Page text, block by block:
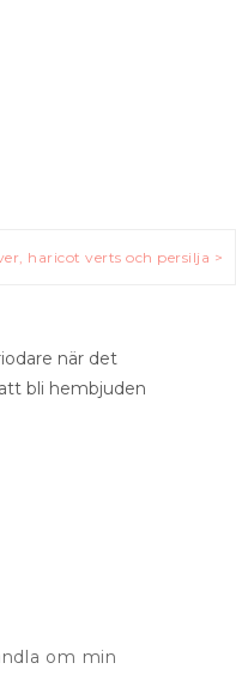
haricot verts och persilja >
när det
bli hembjuden
om min